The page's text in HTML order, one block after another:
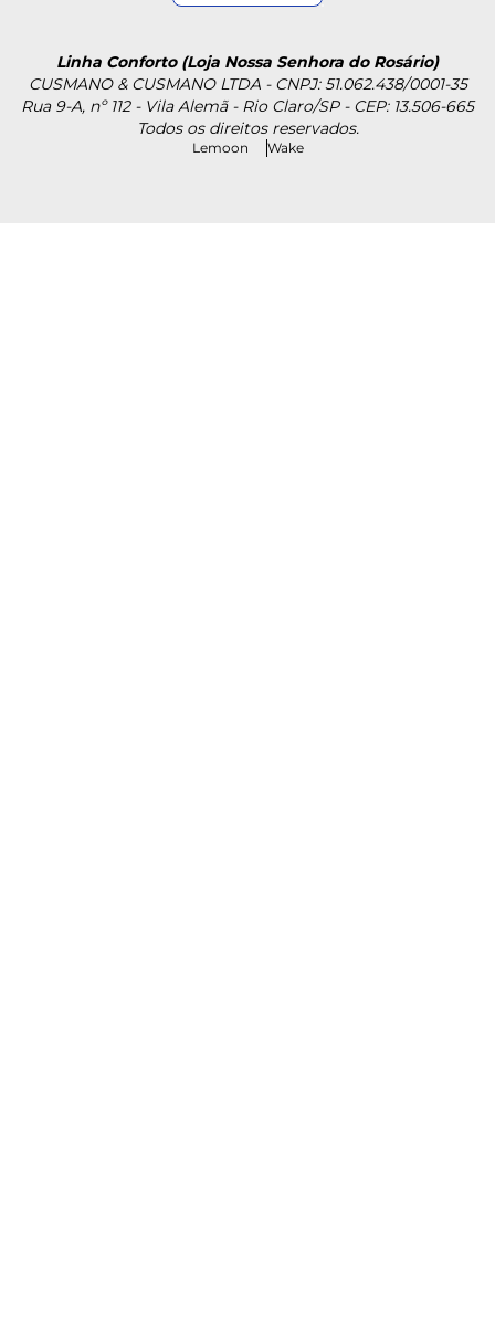
Linha Conforto (Loja Nossa Senhora do Rosário)
CUSMANO & CUSMANO LTDA - CNPJ: 51.062.438/0001-35
Rua 9-A, nº 112 - Vila Alemã - Rio Claro/SP - CEP: 13.506-665
Todos os direitos reservados.
Lemoon Wake